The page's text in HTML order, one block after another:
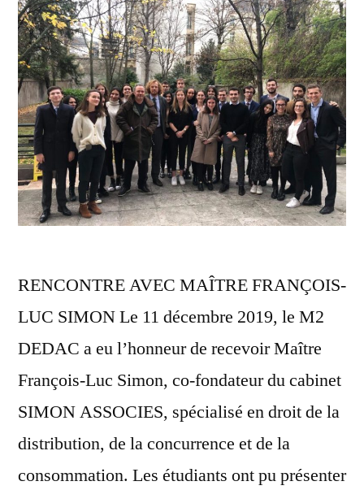
RENCONTRE AVEC MAÎTRE FRANÇOIS-
LUC SIMON Le 11 décembre 2019, le M2
DEDAC a eu l’honneur de recevoir Maître
François-Luc Simon, co-fondateur du cabinet
SIMON ASSOCIES, spécialisé en droit de la
distribution, de la concurrence et de la
consommation. Les étudiants ont pu présenter